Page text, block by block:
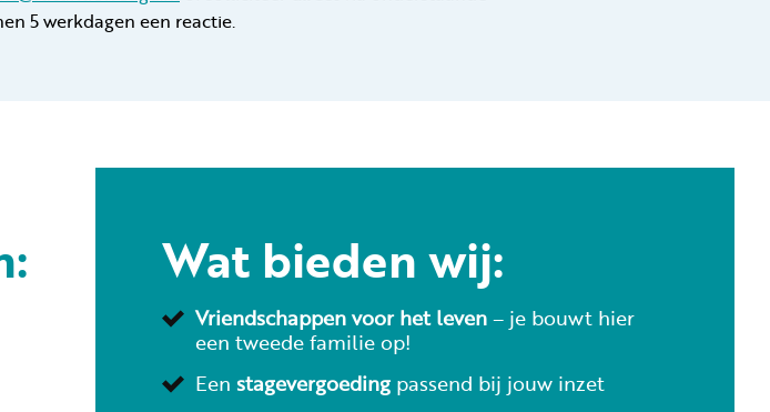
5 werkdagen een reactie.
Wat bieden wij:
Vriendschappen voor het leven– je bouwt hier
een tweede familie op!
Een stagevergoeding passend bij jouw inzet